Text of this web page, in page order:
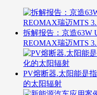
拆解报告：京造63W
REOMAX瑞迈MTS
PV熔断器.太阳能是
的太阳辐射